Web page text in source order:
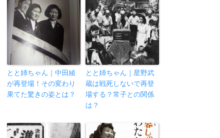
とと姉ちゃん｜中田綾
が再登場！その変わり
果てた驚きの姿とは？
とと姉ちゃん｜星野武
蔵は戦死しないで再登
場する？常子との関係
は？